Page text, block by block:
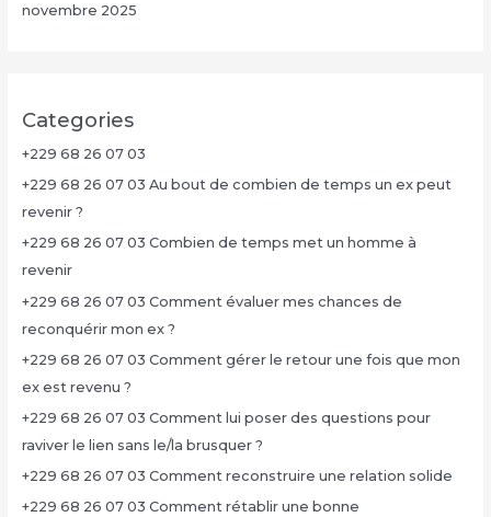
novembre 2025
Categories
+229 68 26 07 03
+229 68 26 07 03 Au bout de combien de temps un ex peut
revenir ?
+229 68 26 07 03 Combien de temps met un homme à
revenir
+229 68 26 07 03 Comment évaluer mes chances de
reconquérir mon ex ?
+229 68 26 07 03 Comment gérer le retour une fois que mon
ex est revenu ?
+229 68 26 07 03 Comment lui poser des questions pour
raviver le lien sans le/la brusquer ?
+229 68 26 07 03 Comment reconstruire une relation solide
+229 68 26 07 03 Comment rétablir une bonne